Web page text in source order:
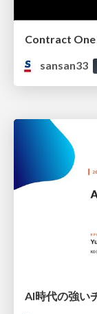
Contract One
sansan33
AI時代の強い